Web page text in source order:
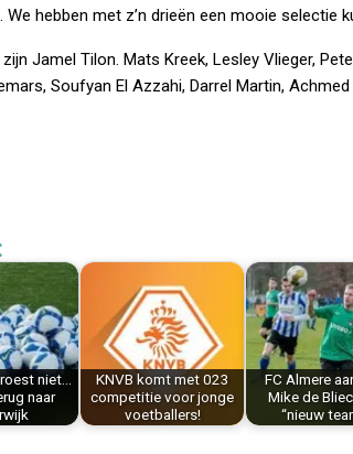
hebben met z’n drieën een mooie selectie
Jamel Tilon. Mats Kreek, Lesley Vlieger,
Soufyan El Azzahi, Darrel Martin,
niet…
naar
KNVB komt met 023
competitie voor jonge
voetballers!
FC Almere
Mike de
“nieuw